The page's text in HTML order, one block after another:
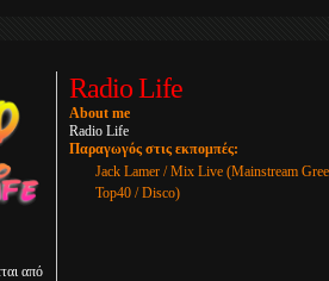
από
Radio Life
About me
Radio Life
Παραγωγός στις εκπομπές:
Jack Lamer / Mix Live (Mainstream
Top40 / Disco)